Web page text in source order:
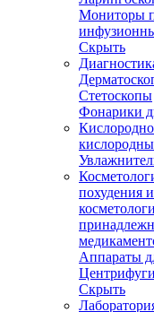
Мониторы
Скрыть
Стетоскопы
Фонарики
похудения
Аппараты
Центрифуги
Скрыть